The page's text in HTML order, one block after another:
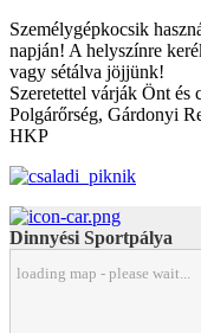
Személygépkocsik
napján! A helyszínre
vagy sétálva jöjjünk!
Szeretettel várják Önt és
Polgárőrség, Gárdonyi
HKP
Dinnyési Sportpálya
loading map - please wait...